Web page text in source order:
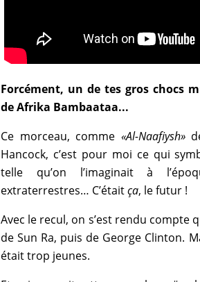
Forcément, un de tes gros chocs
de Afrika Bambaataa...
Ce morceau, comme «Al-Naafiysh»
Hancock, c’est pour moi ce qui
telle qu’on l’imaginait à
extraterrestres… C’étaitça, le futur !
Avec le recul, on s’est rendu compte
de Sun Ra, puis de George Clinton.
était trop jeunes.